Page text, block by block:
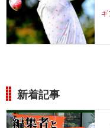
ギ
新着記事